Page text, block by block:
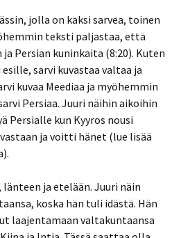
jolla on kaksi sarvea, toinen
teksti paljastaa, että
Persian kuninkaita (8:20). Kuten
sarvi kuvastaa valtaa ja
kuvaa Meediaa ja myöhemmin
Persiaa. Juuri näihin aikoihin
Persialle kun Kyyros nousi
ja voitti hänet (lue lisää
länteen ja etelään. Juuri näin
koska hän tuli idästä. Hän
laajentamaan valtakuntaansa